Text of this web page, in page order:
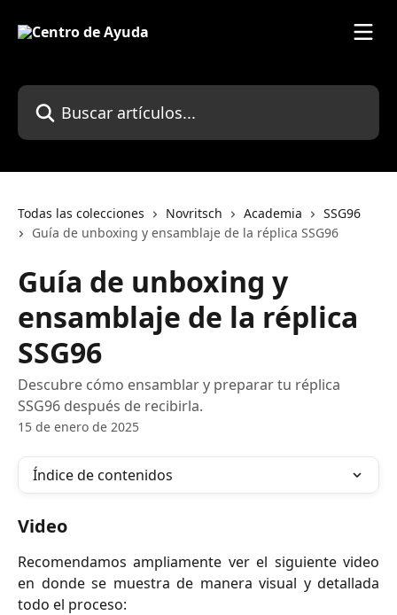
Buscar artículos...
Todas las colecciones Novritsch Academia
SSG96
Guía de unboxing y ensamblaje de la réplica SSG96
Guía de unboxing y
ensamblaje de la réplica
SSG96
Descubre cómo ensamblar y preparar tu réplica
SSG96 después de recibirla.
15 de enero de 2025
Índice de contenidos
Video
Recomendamos ampliamente ver el siguiente video
en donde se muestra de manera visual y detallada
todo el proceso: